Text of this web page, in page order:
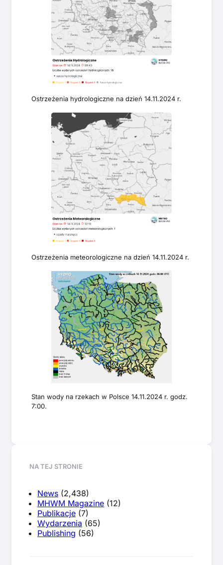
Ostrzeżenia hydrologiczne na dzień 14.11.2024 r.
Ostrzeżenia meteorologiczne na dzień 14.11.2024 r.
Stan wody na rzekach w Polsce 14.11.2024 r. godz.
7:00.
NA TEJ STRONIE
News (2,438)
MHWM Magazine (12)
Publikacje (7)
Wydarzenia (65)
Publishing (56)